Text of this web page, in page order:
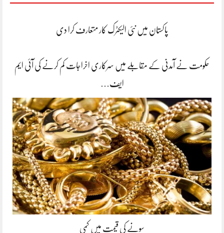
پاکستان میں نئی الیکٹرک کار متعارف کرا دی
حکومت نے آمدنی کے مقابلے میں سرکاری اخراجات کم کرنے کی آئی ایم
ایف…
سونے کی قیمت میں کمی